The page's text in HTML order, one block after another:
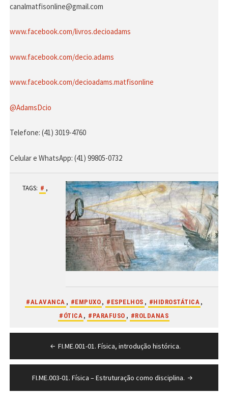
canalmatfisonline@gmail.com
www.facebook.com/livros.decioadams
www.facebook.com/decio.adams
www.facebook.com/decioadams.matfisonline
@AdamsDcio
Telefone: (41) 3019-4760
Celular e WhatsApp: (41) 99805-0732
TAGS: # ,
#ALAVANCA , #EMPUXO , #ESPELHOS , #HIDROSTÁTICA ,
#ÓTICA , #PARAFUSO , #ROLDANAS
Navegação
de
Post
FI.ME.001-01. Física, introdução histórica.
FI.ME.003-01. Física – Estruturação como disciplina.